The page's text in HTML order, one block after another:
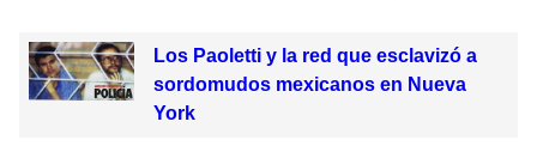
Los Paoletti y la red que esclavizó a
sordomudos mexicanos en Nueva
York